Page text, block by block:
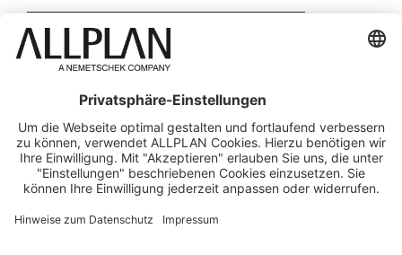
ALLPLAN auf LinkedIn
ALLPLAN auf Xing
ALLPLAN auf Facebook
ALLPLAN auf YouTube
© ALLPLAN Deutschland GmbH
ALLPLAN ist Teil der Nemetschek Group
Impressum